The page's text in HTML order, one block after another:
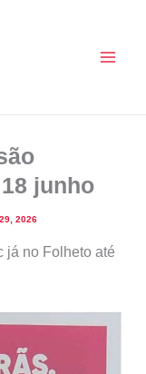
junho
2026
já no Folheto até